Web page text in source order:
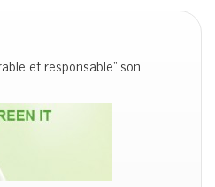
et responsable” son